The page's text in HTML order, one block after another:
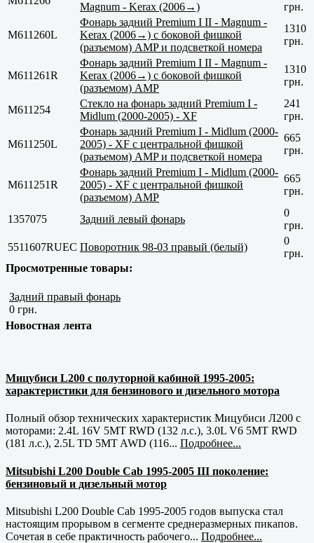
Magnum - Kerax (2006→) грн.
M611260L
Фонарь задний Premium I II - Magnum -
Kerax (2006→) с боковой фишкой
(разъемом) AMP и подсветкой номера
1310
грн.
M611261R
Фонарь задний Premium I II - Magnum -
Kerax (2006→) с боковой фишкой
(разъемом) AMP
1310
грн.
M611254
Стекло на фонарь задний Premium I -
Midlum (2000-2005) - XF
241
грн.
M611250L
Фонарь задний Premium I - Midlum (2000-
2005) - XF с центральной фишкой
(разъемом) AMP и подсветкой номера
665
грн.
M611251R
Фонарь задний Premium I - Midlum (2000-
2005) - XF с центральной фишкой
(разъемом) AMP
665
грн.
1357075 Задний левый фонарь
0
грн.
5511607RUEC Поворотник 98-03 правый (белый)
0
грн.
Просмотренные товары:
Задний правый фонарь
0 грн.
Новостная лента
Мицубиси L200 с полуторной кабиной 1995-2005:
характеристики для бензинового и дизельного мотора
Полный обзор технических характеристик Мицубиси Л200 с
моторами: 2.4L 16V 5MT RWD (132 л.с.), 3.0L V6 5MT RWD
(181 л.с.), 2.5L TD 5MT AWD (116... Подробнее...
Mitsubishi L200 Double Cab 1995-2005 III поколение:
бензиновый и дизельный мотор
Mitsubishi L200 Double Cab 1995-2005 годов выпуска стал
настоящим прорывом в сегменте среднеразмерных пикапов.
Сочетая в себе практичность рабочего... Подробнее...